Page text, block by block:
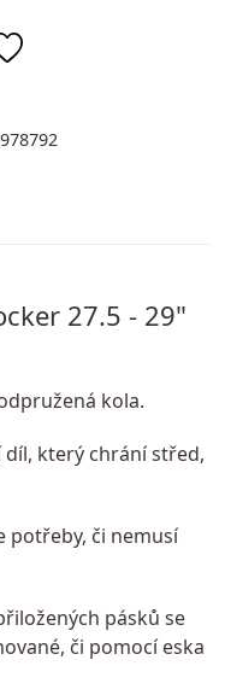
27.5 - 29"
kola.
který chrání střed,
potřeby, či nemusí
pásků se
či pomocí eska